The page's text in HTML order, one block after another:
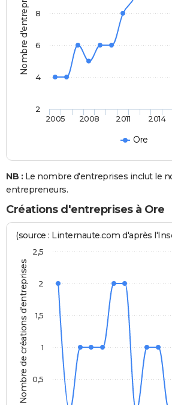
Nombre d'entreprises
Ore
2005 2008 2011 2014
2
4
6
8
NB : Le nombre d'entreprises inclut le
entrepreneurs.
Créations d'entreprises à Ore
Nombre de créations d'entreprises
(source : Linternaute.com d'après
0,5
1
1,5
2
2,5